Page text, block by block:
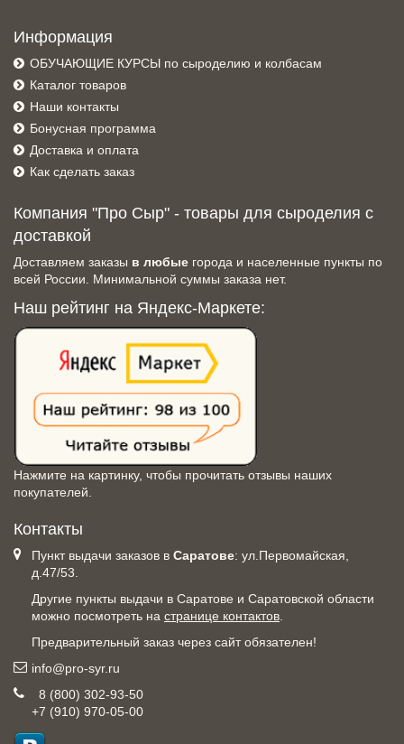
Информация
ОБУЧАЮЩИЕ КУРСЫ по сыроделию и колбасам
Каталог товаров
Наши контакты
Бонусная программа
Доставка и оплата
Как сделать заказ
Компания "Про Сыр" - товары для сыроделия с
доставкой
Доставляем заказы в любые города и населенные пункты по
всей России. Минимальной суммы заказа нет.
Наш рейтинг на Яндекс-Маркете:
Нажмите на картинку, чтобы прочитать отзывы наших
покупателей.
Контакты
Пункт выдачи заказов в Саратове: ул.Первомайская,
д.47/53.
Другие пункты выдачи в Саратове и Саратовской области
можно посмотреть на странице контактов
Предварительный заказ через сайт обязателен!
info@pro-syr.ru
8 (800) 302-93-50
+7 (910) 970-05-00